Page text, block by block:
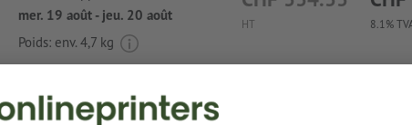
HT 8.1%
mer. 19 août - jeu. 20 août
Poids: env. 4,7 kg